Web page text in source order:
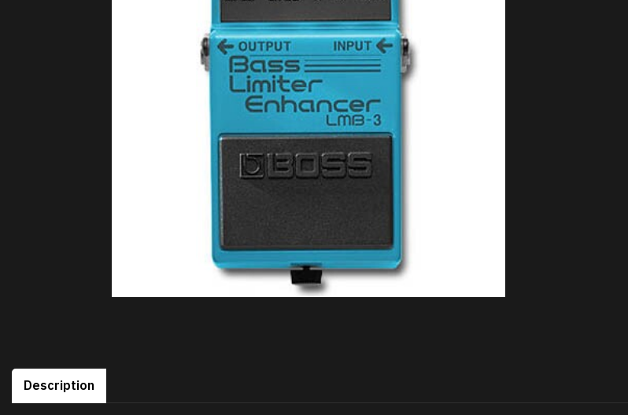
Description